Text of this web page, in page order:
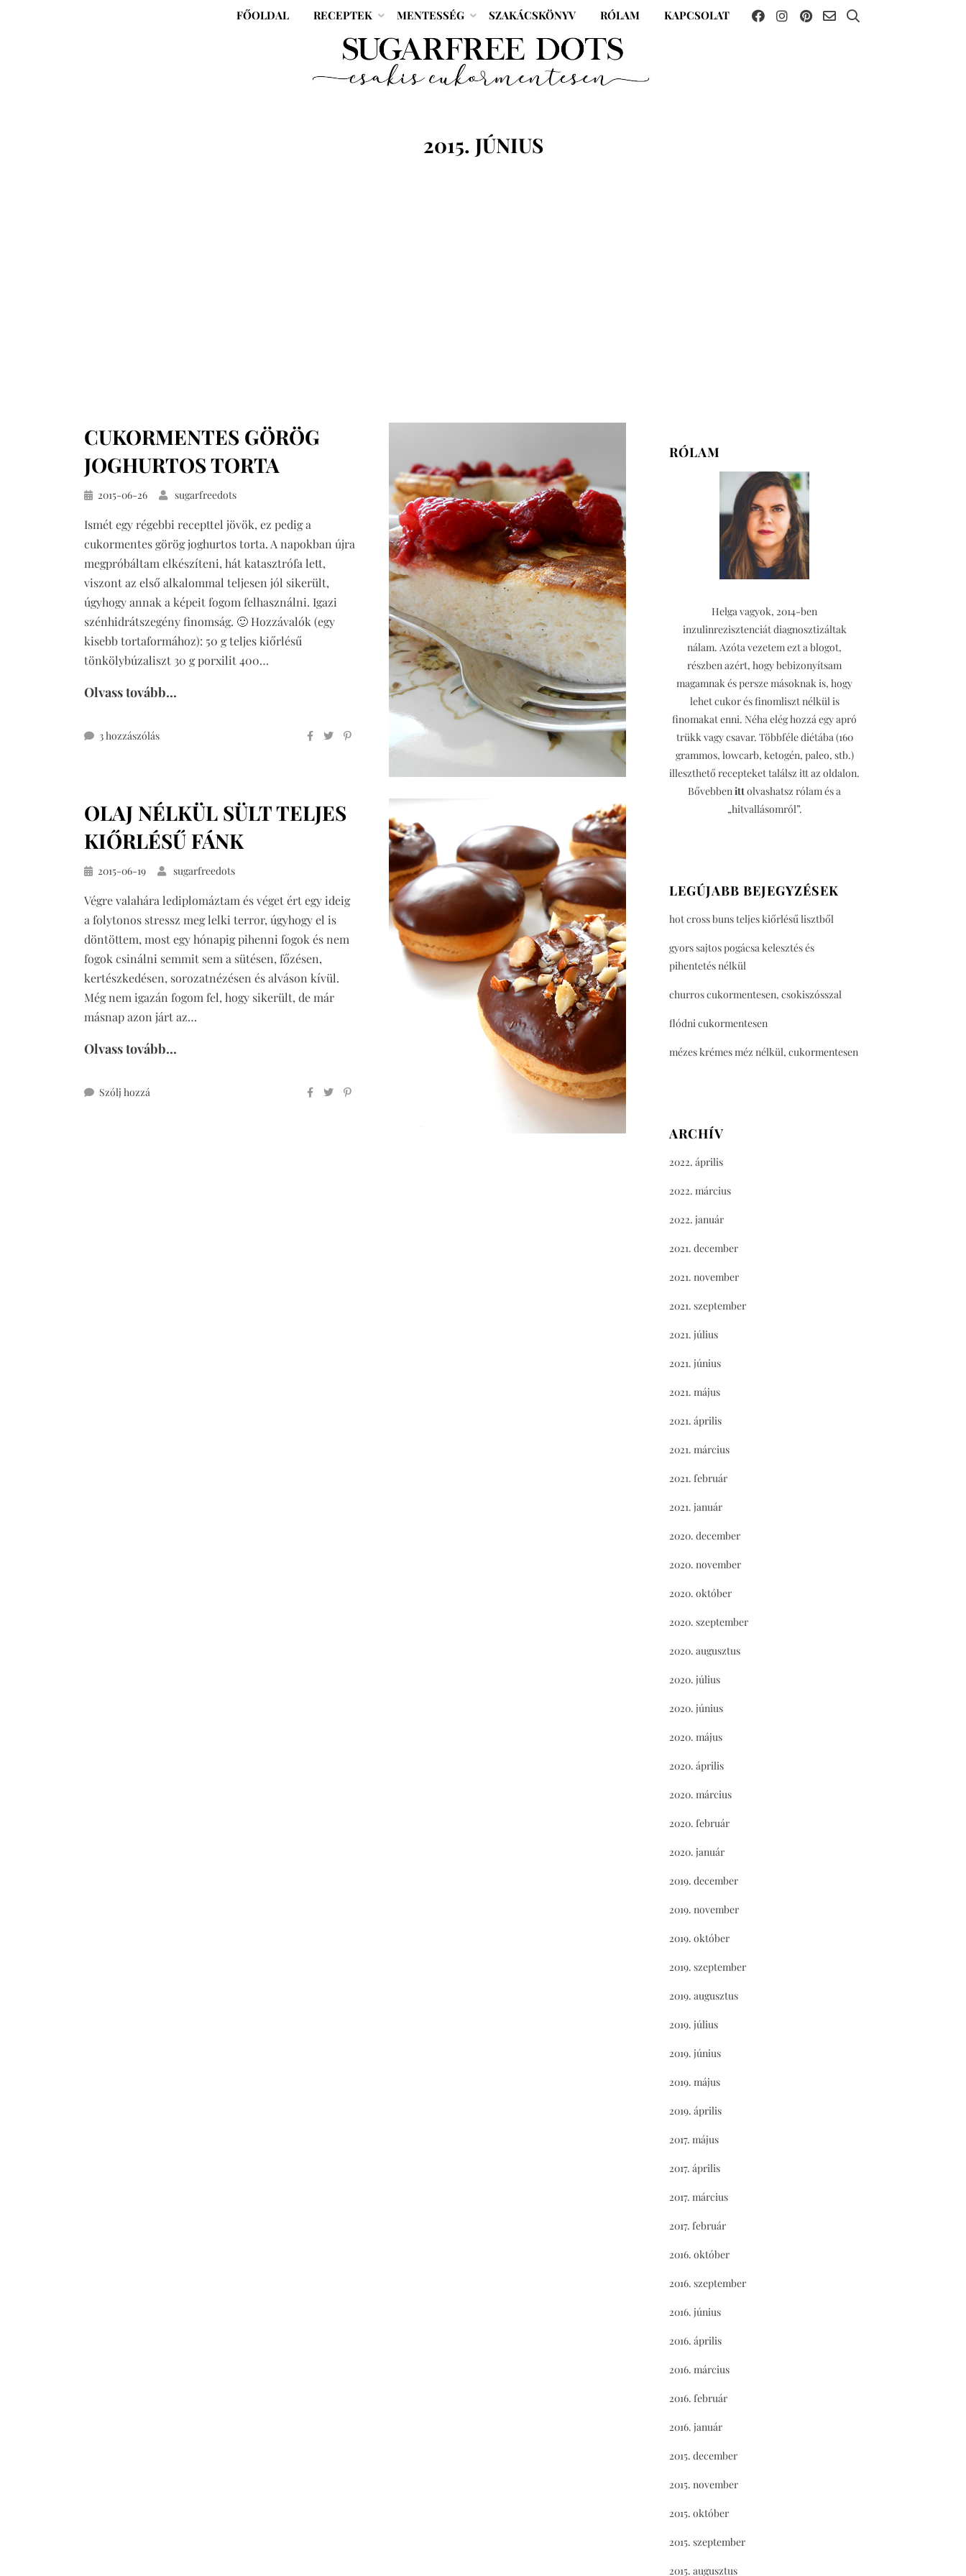
FŐOLDAL RECEPTEK MENTESSÉG SZAKÁCSKÖNYV RÓLAM KAPCSOLAT
HÓNAP
:
2015. JÚNIUS
CUKORMENTES GÖRÖG
JOGHURTOS TORTA
Közzétéve
2015-06-26 sugarfreedots
Ismét egy régebbi recepttel jövök, ez pedig a
cukormentes görög joghurtos torta. A napokban újra
megpróbáltam elkészíteni, hát katasztrófa lett,
viszont az első alkalommal teljesen jól sikerült,
úgyhogy annak a képeit fogom felhasználni. Igazi
szénhidrátszegény finomság. 🙂 Hozzávalók (egy
kisebb tortaformához): 50 g teljes kiőrlésű
tönkölybúzaliszt 30 g porxilit 400…
Olvass tovább...
3 hozzászóláscukormentes
című
bejegyzéshez
OLAJ NÉLKÜL SÜLT TELJES
KIŐRLÉSŰ FÁNK
Közzétéve
2015-06-19 sugarfreedots
Végre valahára lediplomáztam és véget ért egy ideig
a folytonos stressz meg lelki terror, úgyhogy el is
döntöttem, most egy hónapig pihenni fogok és nem
fogok csinálni semmit sem a sütésen, főzésen,
kertészkedésen, sorozatnézésen és alváson kívül.
Még nem igazán fogom fel, hogy sikerült, de már
másnap azon járt az…
Olvass tovább...
Szólj hozzá
RÓLAM
Helga vagyok, 2014-ben
inzulinrezisztenciát diagnosztizáltak
nálam. Azóta vezetem ezt a blogot,
részben azért, hogy bebizonyítsam
magamnak és persze másoknak is, hogy
lehet cukor és finomliszt nélkül is
finomakat enni. Néha elég hozzá egy apró
trükk vagy csavar. Többféle diétába (160
grammos, lowcarb, ketogén, paleo, stb.)
illeszthető recepteket találsz itt az oldalon.
Bővebbenittolvashatsz rólam és a
„hitvallásomról”.
LEGÚJABB BEJEGYZÉSEK
hot cross buns teljes kiőrlésű lisztből
gyors sajtos pogácsa kelesztés és
pihentetés nélkül
churros cukormentesen, csokiszósszal
flódni cukormentesen
mézes krémes méz nélkül, cukormentesen
ARCHÍV
2022. április
2022. március
2022. január
2021. december
2021. november
2021. szeptember
2021. július
2021. június
2021. május
2021. április
2021. március
2021. február
2021. január
2020. december
2020. november
2020. október
2020. szeptember
2020. augusztus
2020. július
2020. június
2020. május
2020. április
2020. március
2020. február
2020. január
2019. december
2019. november
2019. október
2019. szeptember
2019. augusztus
2019. július
2019. június
2019. május
2019. április
2017. május
2017. április
2017. március
2017. február
2016. október
2016. szeptember
2016. június
2016. április
2016. március
2016. február
2016. január
2015. december
2015. november
2015. október
2015. szeptember
2015. augusztus